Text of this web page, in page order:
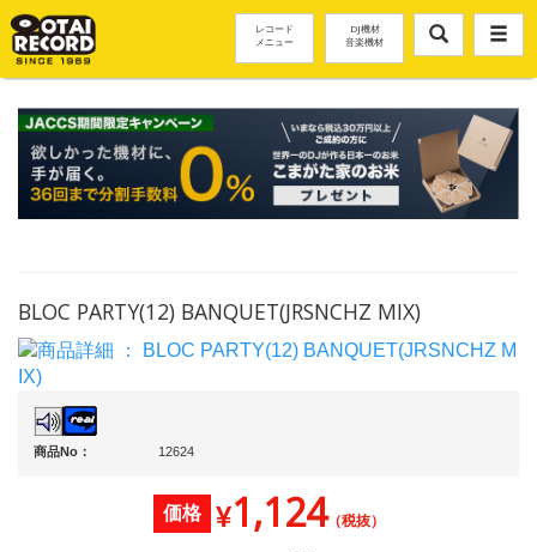
レコード
メニュー
DJ機材
音楽機材
BLOC PARTY(12) BANQUET(JRSNCHZ MIX)
商品No： 12624
価格 ¥1,124（税抜）